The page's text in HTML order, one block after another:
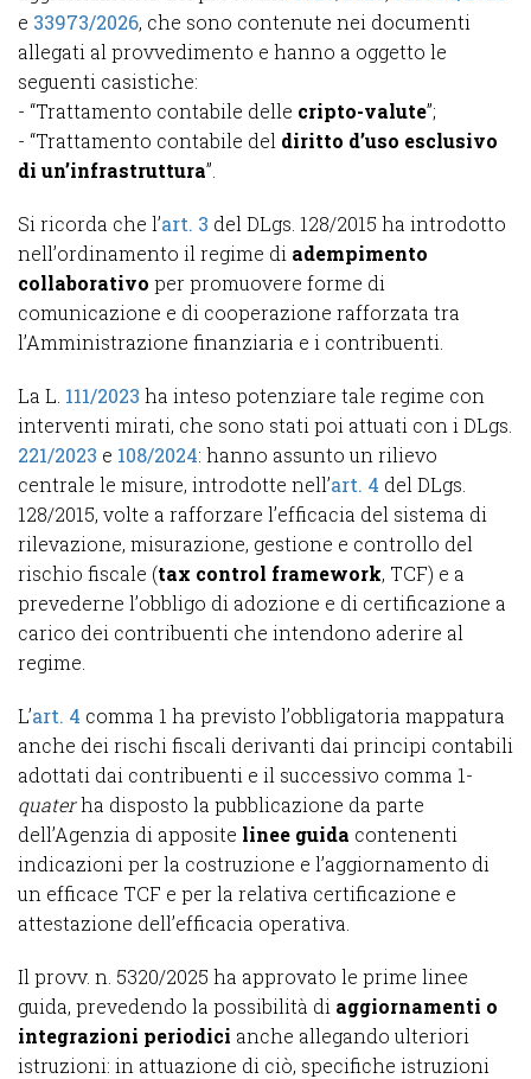
e 33973/2026, che sono contenute nei documenti
allegati al provvedimento e hanno a oggetto le
seguenti casistiche:
- “Trattamento contabile delle cripto-valute”;
- “Trattamento contabile del diritto d’uso esclusivo
di un’infrastruttura”.
Si ricorda che l’art. 3 del DLgs. 128/2015 ha introdotto
nell’ordinamento il regime di adempimento
collaborativo per promuovere forme di
comunicazione e di cooperazione rafforzata tra
l’Amministrazione finanziaria e i contribuenti.
La L. 111/2023 ha inteso potenziare tale regime con
interventi mirati, che sono stati poi attuati con i DLgs.
221/2023 e 108/2024: hanno assunto un rilievo
centrale le misure, introdotte nell’art. 4 del DLgs.
128/2015, volte a rafforzare l’efficacia del sistema di
rilevazione, misurazione, gestione e controllo del
rischio fiscale (tax control framework, TCF) e a
prevederne l’obbligo di adozione e di certificazione a
carico dei contribuenti che intendono aderire al
regime.
L’art. 4 comma 1 ha previsto l’obbligatoria mappatura
anche dei rischi fiscali derivanti dai principi contabili
adottati dai contribuenti e il successivo comma 1-
quaterha disposto la pubblicazione da parte
dell’Agenzia di apposite linee guida contenenti
indicazioni per la costruzione e l’aggiornamento di
un efficace TCF e per la relativa certificazione e
attestazione dell’efficacia operativa.
Il provv. n. 5320/2025 ha approvato le prime linee
guida, prevedendo la possibilità di aggiornamenti o
integrazioni periodici anche allegando ulteriori
istruzioni: in attuazione di ciò, specifiche istruzioni